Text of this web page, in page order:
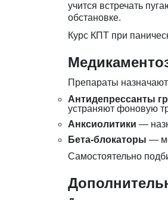
учится встречать
обстановке.
Курс КПТ при
Препараты
Антидепрессанты
устраняют фоновую
Анксиолитики —
Бета-блокаторы —
Самостоятельно